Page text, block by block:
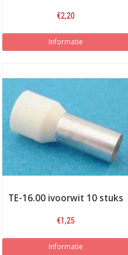
€2,20
Informatie
TE-16.00 ivoorwit 10 stuks
€1,25
Informatie